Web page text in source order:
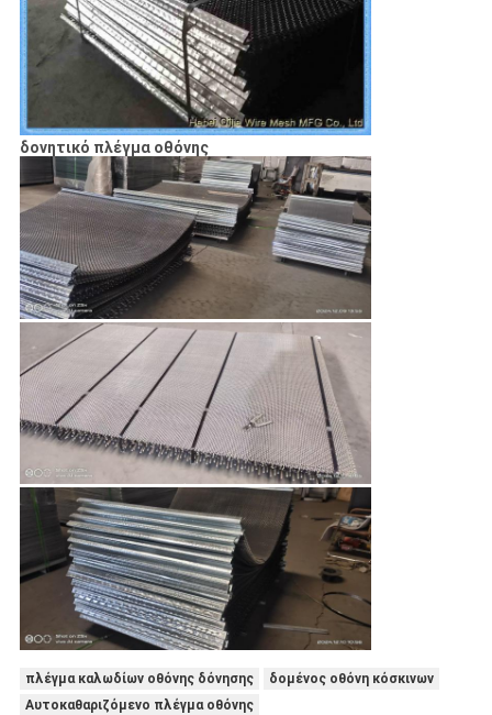
δονητικό πλέγμα οθόνης
πλέγμα καλωδίων οθόνης δόνησης
δομένος οθόνη κόσκινων
Αυτοκαθαριζόμενο πλέγμα οθόνης